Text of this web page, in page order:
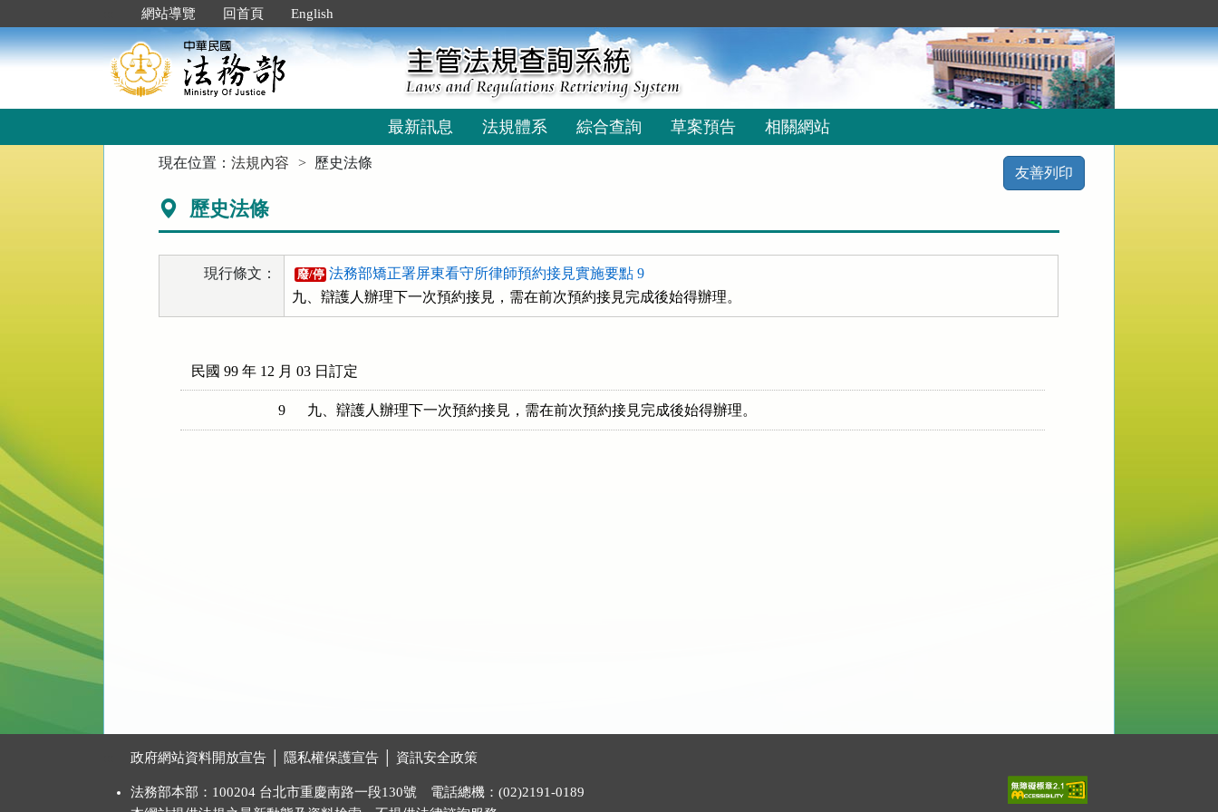
到
主
要
網站導覽 回首頁 English
最新訊息 法規體系 綜合查詢 草案預告 相關網站
現在位置：法規內容 歷史法條
友善列印
歷史法條
現行條文： 廢/停 法務部矯正署屏東看守所律師預約接見實施要點 9
九、辯護人辦理下一次預約接見，需在前次預約接見完成後始得辦理。
民國 99 年 12 月 03 日訂定
9 九、辯護人辦理下一次預約接見，需在前次預約接見完成後始得辦理。
政府網站資料開放宣告 隱私權保護宣告 資訊安全政策
法務部本部：100204 台北市重慶南路一段130號 電話總機：(02)2191-0189